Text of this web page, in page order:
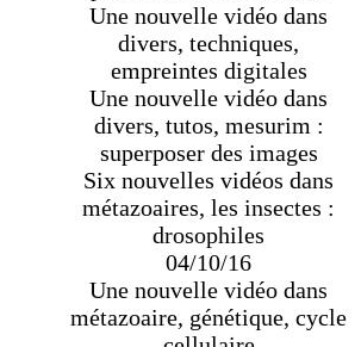
Une nouvelle vidéo dans
divers, techniques,
empreintes digitales
Une nouvelle vidéo dans
divers, tutos, mesurim :
superposer des images
Six nouvelles vidéos dans
métazoaires, les insectes :
drosophiles
04/10/16
Une nouvelle vidéo dans
métazoaire, génétique, cycle